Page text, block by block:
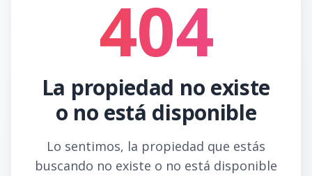
404
La propiedad no existe
o no está disponible
Lo sentimos, la propiedad que estás
buscando no existe o no está disponible